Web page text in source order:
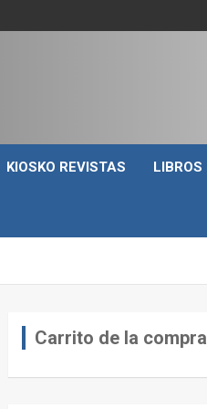
KIOSKO REVISTAS LIBROS
Carrito de la compra